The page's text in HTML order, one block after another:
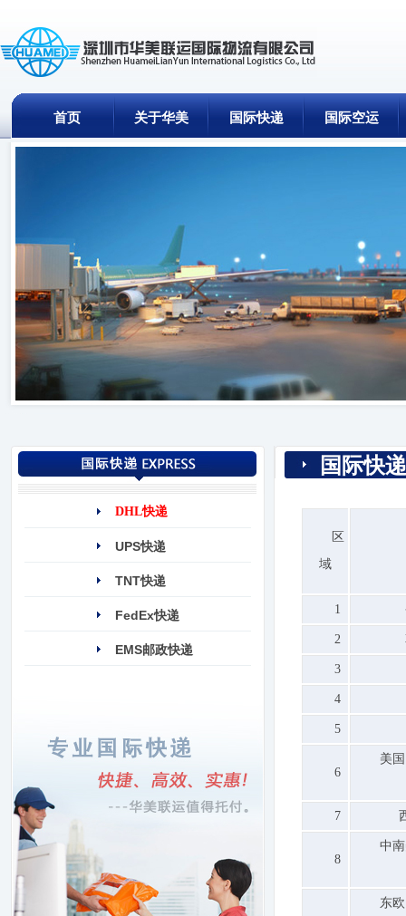
首页 关于华美 国际快递 国际空运
DHL快递
UPS快递
TNT快递
FedEx快递
EMS邮政快递
国际快递
区
域
1
2
3
4
5
6
美
7
8
中
东